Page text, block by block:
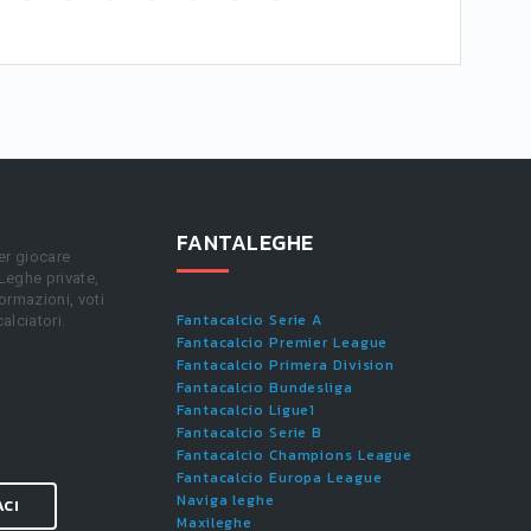
giocare
private,
voti
FANTALEGHE
Fantacalcio Serie A
Fantacalcio Premier League
Fantacalcio Primera Division
Fantacalcio Bundesliga
Fantacalcio Ligue1
Fantacalcio Serie B
Fantacalcio Champions League
Fantacalcio Europa League
Naviga leghe
Maxileghe